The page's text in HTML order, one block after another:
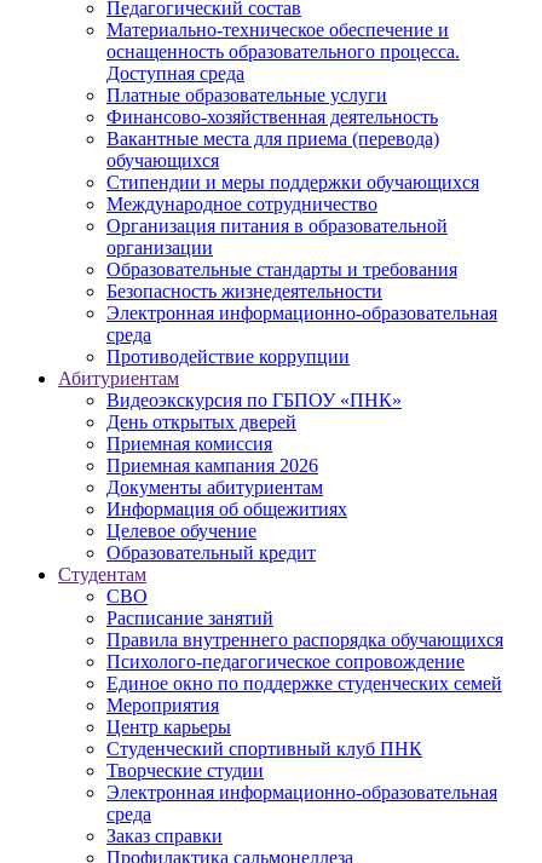
Педагогический состав
Материально-техническое обеспечение и
оснащенность образовательного процесса.
Доступная среда
Платные образовательные услуги
Финансово-хозяйственная деятельность
Вакантные места для приема (перевода)
обучающихся
Стипендии и меры поддержки обучающихся
Международное сотрудничество
Организация питания в образовательной
организации
Образовательные стандарты и требования
Безопасность жизнедеятельности
Электронная информационно-образовательная
среда
Противодействие коррупции
Абитуриентам
Видеоэкскурсия по ГБПОУ «ПНК»
День открытых дверей
Приемная комиссия
Приемная кампания 2026
Дoкументы абитуриентам
Информация об общежитиях
Целевое обучение
Образовательный кредит
Студентам
СВО
Расписание занятий
Правила внутреннего распорядка обучающихся
Психолого-педагогическое сопровождение
Единое окно по поддержке студенческих семей
Мероприятия
Центр карьеры
Студенческий спортивный клуб ПНК
Творческие студии
Электронная информационно-образовательная
среда
Заказ справки
Профилактика сальмонеллеза